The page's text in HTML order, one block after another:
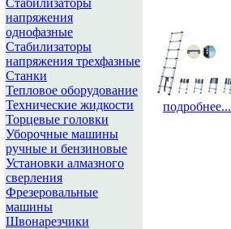
Стабилизаторы
напряжения
однофазные
Стабилизаторы
напряжения трехфазные
Станки
Тепловое оборудование
Технические жидкости
Торцевые головки
Уборочные машины
ручные и бензиновые
Установки алмазного
сверления
Фрезеровальные
машины
Швонарезчики
подробнее...